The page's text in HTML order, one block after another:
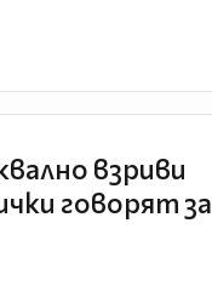
взриви
говорят за